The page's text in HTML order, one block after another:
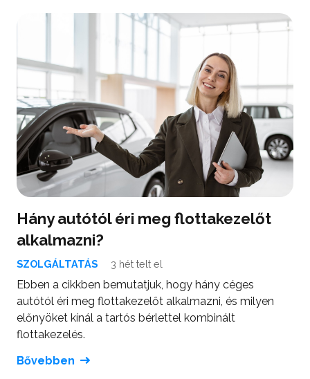
Hány autótól éri meg flottakezelőt
alkalmazni?
SZOLGÁLTATÁS 3 hét telt el
Ebben a cikkben bemutatjuk, hogy hány céges
autótól éri meg flottakezelőt alkalmazni, és milyen
előnyöket kínál a tartós bérlettel kombinált
flottakezelés.
Bővebben